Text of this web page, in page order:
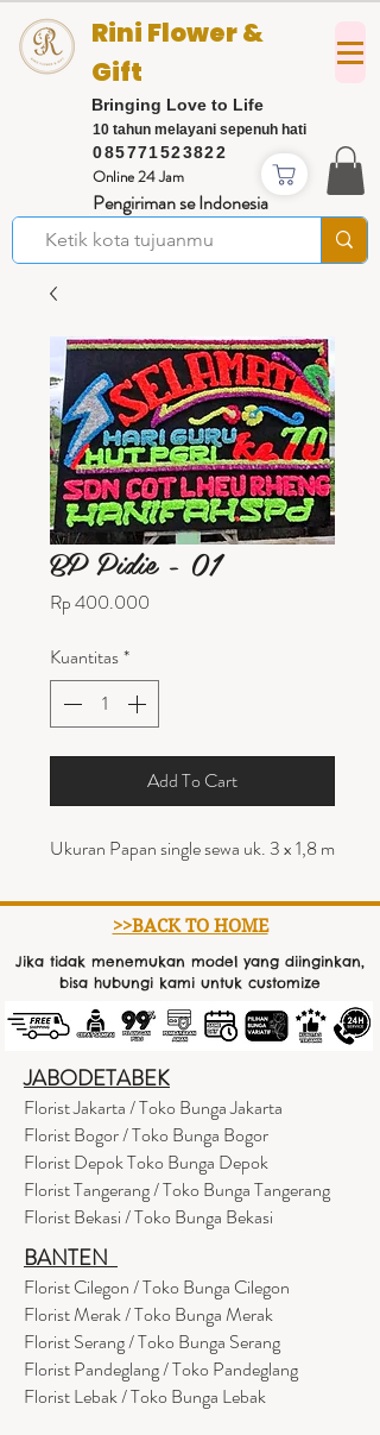
085771523822
Rini Flower &
Gift
Bringing Love to Life
Online 24 Jam
Pengiriman se Indonesia
10 tahun melayani sepenuh hati
BP Pidie - 01
Rp 400.000
Kuantitas*
Add To Cart
Ukuran Papan single sewa uk. 3 x 1,8 m
>>BACK TO HOME
Jika tidak menemukan model yang diinginkan,
bisa hubungi kami untuk customize
JABODETABEK
Florist Jakarta / Toko Bunga Jakarta
Florist Bogor / Toko Bunga Bogor
Florist Depok Toko Bunga Depok
Florist Tangerang / Toko Bunga Tangerang
Florist Bekasi / Toko Bunga Bekasi
BANTEN
Florist Cilegon / Toko Bunga Cilegon
Florist Merak / Toko Bunga Merak
Florist Serang / Toko Bunga Serang
Florist Pandeglang / Toko Pandeglang
Florist Lebak / Toko Bunga Lebak